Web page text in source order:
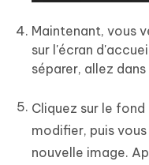
Maintenant, vous
sur l'écran
séparer, allez
Cliquez sur le
modifier, puis
nouvelle image.